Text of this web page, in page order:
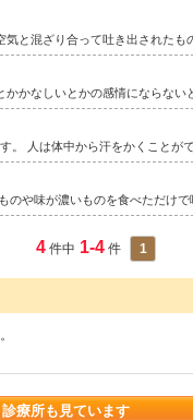
気と混ざり合って吐き出された
かかなしいとかの感情にならな
。 人は体中から汗をかくことが
のや味が濃いものを食べただけ
4 件中 1-4 件 1
療所も見ています